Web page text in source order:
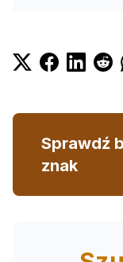
Sprawdź
znak